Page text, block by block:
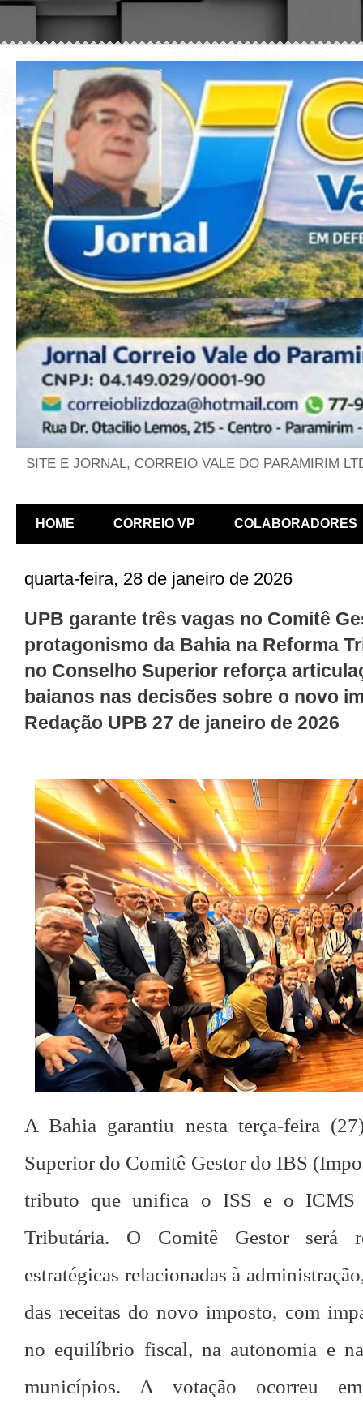
SITE E JORNAL, CORREIO VALE DO PARAMIRIM
HOME CORREIO VP COLABORADORES
quarta-feira, 28 de janeiro de 2026
UPB garante três vagas no Comitê
protagonismo da Bahia na Reforma
no Conselho Superior reforça
baianos nas decisões sobre o novo
Redação UPB 27 de janeiro de 2026
A Bahia garantiu nesta terça-feira
Superior do Comitê Gestor do IBS
tributo que unifica o ISS e o ICMS
Tributária. O Comitê Gestor será
estratégicas relacionadas à
das receitas do novo imposto, com
no equilíbrio fiscal, na autonomia e
municípios. A votação ocorreu